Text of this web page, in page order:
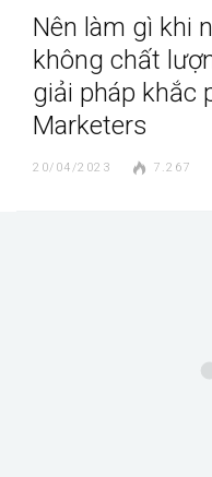
Nên làm gì khi
không chất
giải pháp khắc
Marketers
20/04/2023 7.267